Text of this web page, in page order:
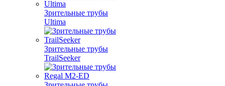
Зрительные трубы
Ultima
Зрительные трубы
TrailSeeker